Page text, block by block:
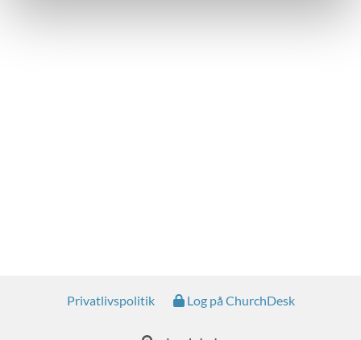
Privatlivspolitik Log på ChurchDesk